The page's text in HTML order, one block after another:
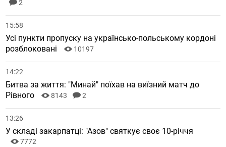
2
15:58
Усі пункти пропуску на українсько-польському кордоні
розблоковані
10197
14:22
Битва за життя: "Минай" поїхав на виїзний матч до
Рівного
8143 2
13:26
У складі закарпатці: "Азов" святкує своє 10-річчя
7772